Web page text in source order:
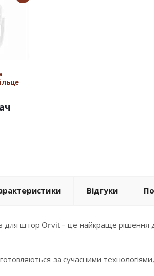
Відгуки
для штор Orvit – це найкраще рішення
за сучасними